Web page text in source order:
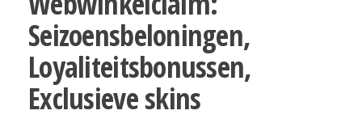
Seizoensbeloningen,
Loyaliteitsbonussen,
Exclusieve skins